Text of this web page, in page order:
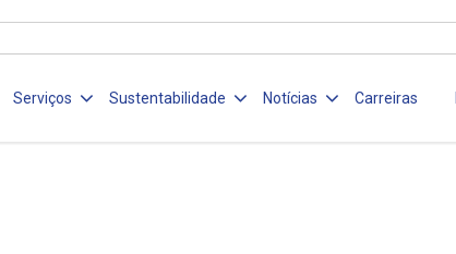
Serviços Sustentabilidade Notícias Carreiras